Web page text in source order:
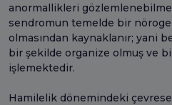
anormallikleri
sendromun temelde bir
olmasından kaynaklanır; yani
bir şekilde organize olmuş ve
işlemektedir.
Hamilelik dönemindeki